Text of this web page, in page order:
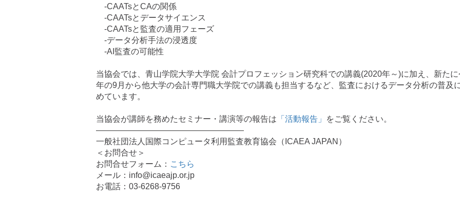
-CAATsとCAの関係
-CAATsとデータサイエンス
-CAATsと監査の適用フェーズ
-データ分析手法の浸透度
-AI監査の可能性
当協会では、青山学院大学大学院 会計プロフェッション研究科での講義(2020年～)に加え、新たに
年の9月から他大学の会計専門職大学院での講義も担当するなど、監査におけるデータ分析の普及
めています。
当協会が講師を務めたセミナー・講演等の報告は 「活動報告」
をご覧ください。
——————————————————
一般社団法人国際コンピュータ利用監査教育協会（ICAEA JAPAN）
＜お問合せ＞
お問合せフォーム： こちら
メール：info@icaeajp.or.jp
お電話：03-6268-9756